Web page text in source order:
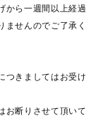
から一週間以上経過
ませんのでご了承く
つきましてはお受け
お断りさせて頂いて